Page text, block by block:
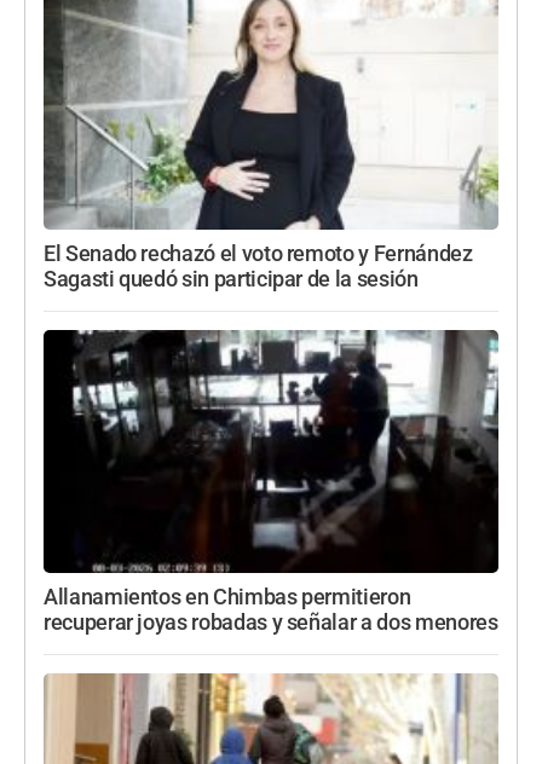
El Senado rechazó el voto remoto y Fernández
Sagasti quedó sin participar de la sesión
Allanamientos en Chimbas permitieron
recuperar joyas robadas y señalar a dos menores